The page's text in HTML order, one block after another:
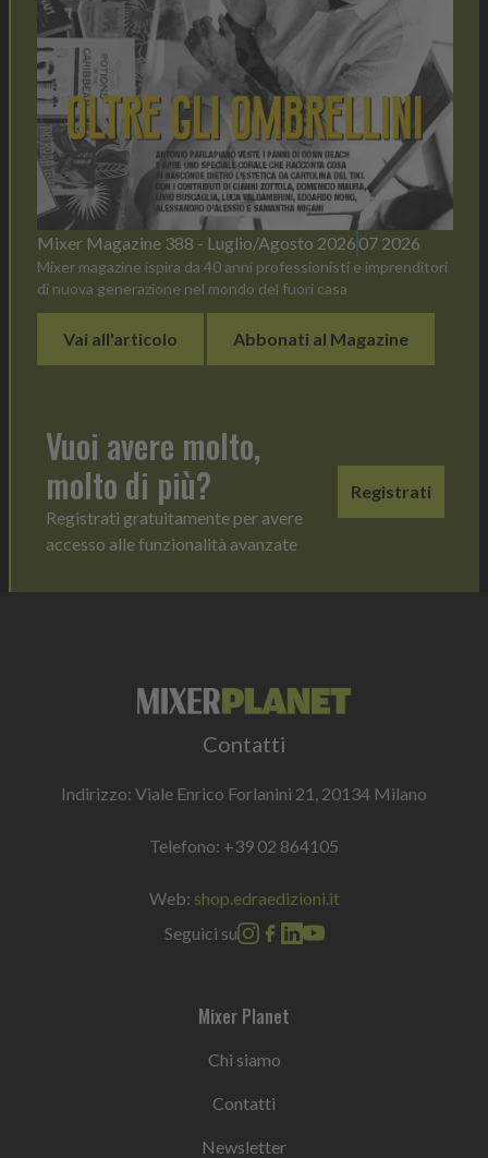
Mixer Magazine 388 - Luglio/Agosto 2026 07 2026
Mixer magazine ispira da 40 anni professionisti e imprenditori
di nuova generazione nel mondo del fuori casa
Vai all'articolo Abbonati al Magazine
Vuoi avere molto,
molto di più?
Registrati gratuitamente per avere
accesso alle funzionalità avanzate
Registrati
Contatti
Indirizzo: Viale Enrico Forlanini 21, 20134 Milano
Telefono: +39 02 864105
Web: shop.edraedizioni.it
Seguici su
Mixer Planet
Chi siamo
Contatti
Newsletter